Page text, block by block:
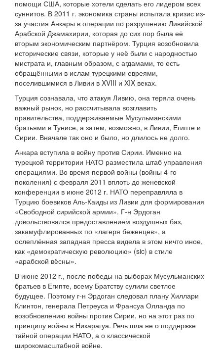
помощи США, которые хотели сделать его лидером всех
суннитов. В 2011 г. экономика страны испытала кризис из-
за участия Анкары в операции по разрушению Ливийской
Арабской Джамахирии, которая до сих пор была её
вторым экономическим партнёром. Турция возобновила
исторические связи, которые у неё были с народностью
мистрата и, главным образом, с агдамами, то есть
обращёнными в ислам турецкими евреями,
поселившимися в Ливии в XVIII и XIX веках.
Турция сознавала, что атакуя Ливию, она теряла очень
важный рынок, но рассчитывала возглавить
правительства, поддерживаемые Мусульманскими
братьями в Тунисе, а затем, возможно, в Ливии, Египте и
Сирии. Вначале так оно и было, но длилось не долго.
Анкара вступила в войну против Сирии. Именно на
турецкой территории НАТО разместила штаб управления
операциями. Во время первой войны (войны 4-го
поколения) с февраля 2011 вплоть до женевской
конференции в июне 2012 г. НАТО переправляла в
Турцию боевиков Аль-Каиды из Ливии для формирования
«Свободной сирийской армии». Г-н Эрдоган
довольствовался предоставлением воздушных баз,
закамуфлированных по «лагеря беженцев», а
ослеплённая западная пресса видела в этом ничто иное,
как «демократическую революцию» (sic) в стиле
«арабской вёсны».
В июне 2012 г., после победы на выборах Мусульманских
братьев в Египте, всему Братству сулили светлое
будущее. Поэтому г-н Эрдоган следовал плану Хиллари
Клинтон, генерала Петреуса и Франсуа Олланда по
возобновлению войны против Сирии, но на этот раз по
принципу войны в Никарагуа. Речь шла не о поддержке
тайной операции НАТО, а о классической
широкомасштабной войне.